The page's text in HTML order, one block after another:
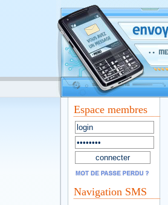
Espace membres
Navigation SMS